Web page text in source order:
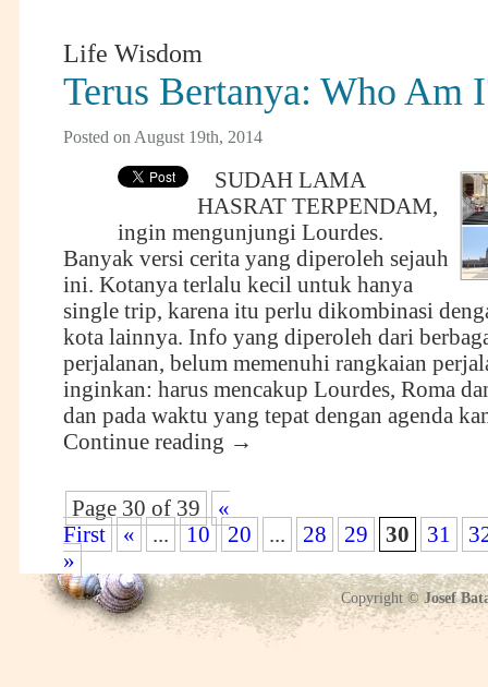
Life Wisdom
Terus Bertanya: Who Am
Posted on August 19th, 2014
SUDAH LAMA
HASRAT TERPENDAM,
ingin mengunjungi Lourdes.
Banyak versi cerita yang diperoleh sejauh
ini. Kotanya terlalu kecil untuk hanya
single trip, karena itu perlu dikombinasi
kota lainnya. Info yang diperoleh dari
perjalanan, belum memenuhi rangkaian
inginkan: harus mencakup Lourdes, Roma
dan pada waktu yang tepat dengan agenda
Continue reading →
Page 30 of 39
«
First
« ... 10 20 ... 28 29 30 31
»
Copyright ©Josef